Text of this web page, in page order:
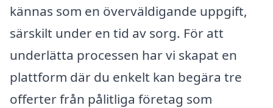
kännas som en överväldigande uppgift,
särskilt under en tid av sorg. För att
underlätta processen har vi skapat en
plattform där du enkelt kan begära tre
offerter från pålitliga företag som